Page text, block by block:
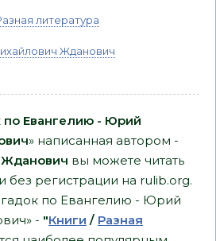
литература
Жданович
по Евангелию - Юрий
» написанная автором -
вы можете читать
без регистрации на rulib.org.
по Евангелию - Юрий
- "Книги / Разная